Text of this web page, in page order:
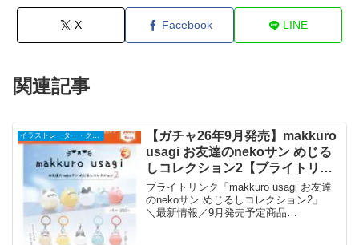
X Facebook LINE
関連記事
【ガチャ26年9月発売】makkuro
usagi お友達のnekoサン めじる
しコレクション2【ブライトリン
ク】
ブライトリンク「makkuro usagi お友達
のnekoサン めじるしコレクション2」
＼最新情報／9月発売予定商品